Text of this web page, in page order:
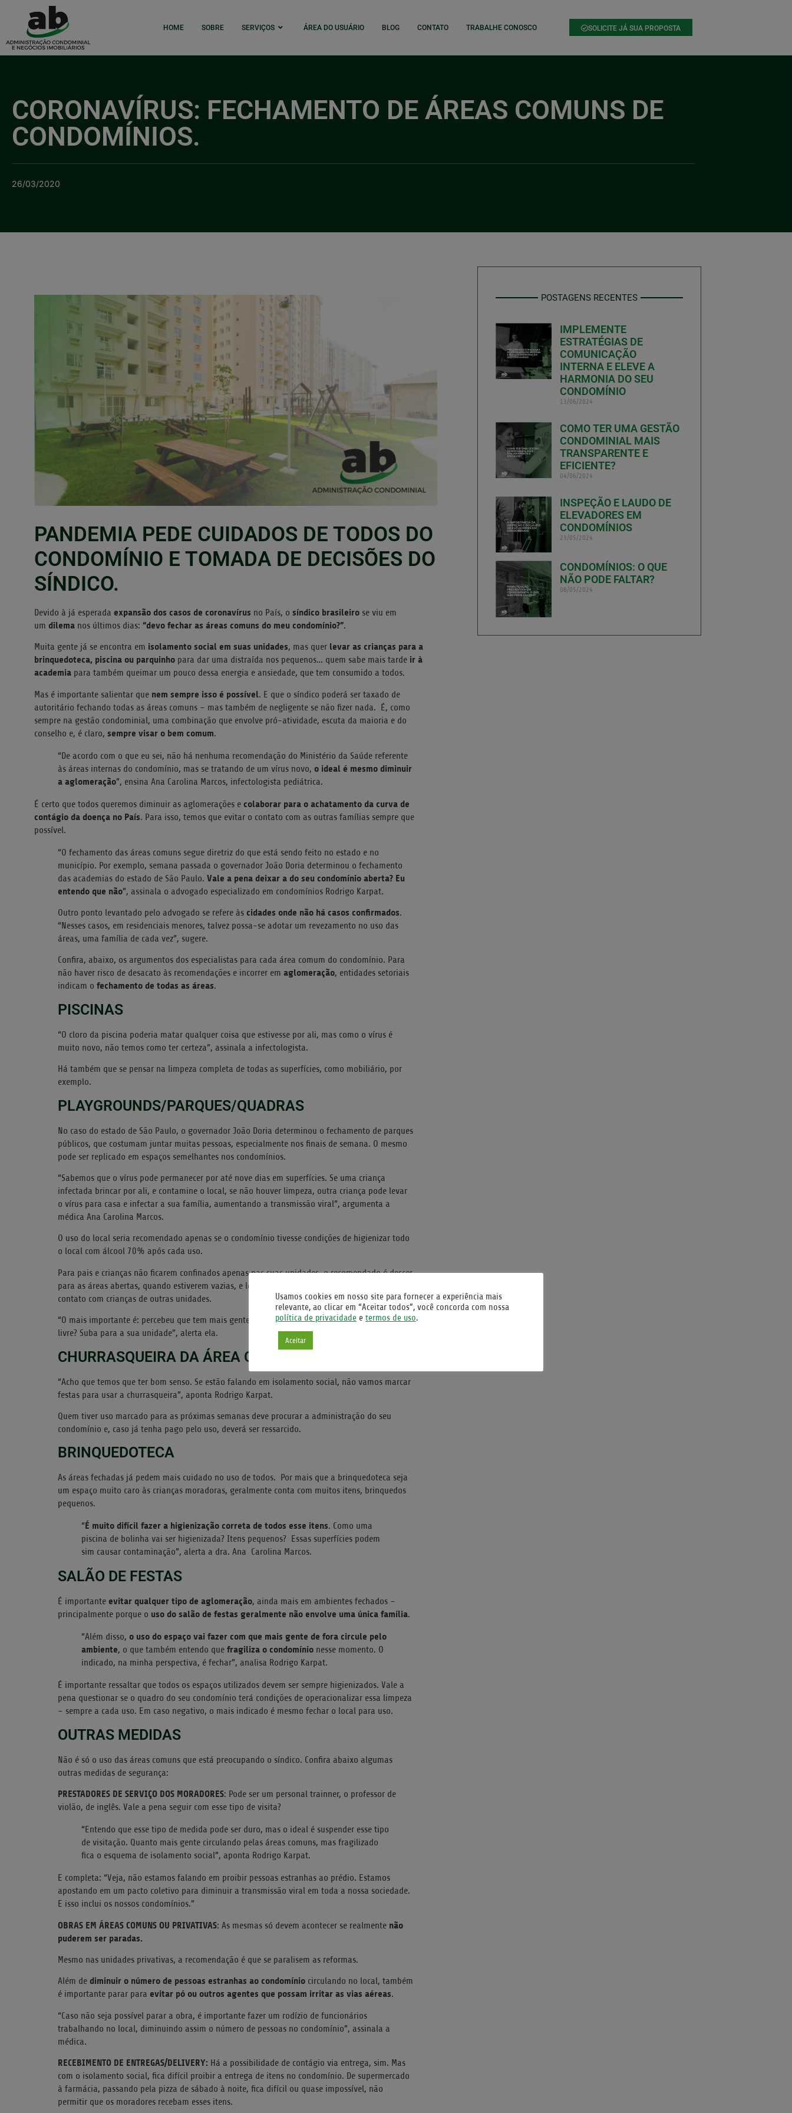
HOME SOBRE SERVIÇOS ÁREA DO USUÁRIO BLOG CONTATO TRABALHE CONOSCO SOLICITE JÁ SUA PROPOSTA
CORONAVÍRUS: FECHAMENTO DE ÁREAS COMUNS DE
CONDOMÍNIOS.
26/03/2020
PANDEMIA PEDE CUIDADOS DE TODOS DO
CONDOMÍNIO E TOMADA DE DECISÕES DO
SÍNDICO.
Devido à já esperada expansão dos casos de coronavírus no País, o síndico brasileiro se viu em
um dilema nos últimos dias: “devo fechar as áreas comuns do meu condomínio?”.
Muita gente já se encontra em isolamento social em suas unidades, mas quer levar as crianças para a
brinquedoteca, piscina ou parquinho para dar uma distraída nos pequenos… quem sabe mais tarde ir à
academia para também queimar um pouco dessa energia e ansiedade, que tem consumido a todos.
Mas é importante salientar que nem sempre isso é possível. E que o síndico poderá ser taxado de
autoritário fechando todas as áreas comuns – mas também de negligente se não fizer nada. É, como
sempre na gestão condominial, uma combinação que envolve pró-atividade, escuta da maioria e do
conselho e, é claro, sempre visar o bem comum.
“De acordo com o que eu sei, não há nenhuma recomendação do Ministério da Saúde referente
às áreas internas do condomínio, mas se tratando de um vírus novo, o ideal é mesmo diminuir
a aglomeração”, ensina Ana Carolina Marcos, infectologista pediátrica.
É certo que todos queremos diminuir as aglomerações e colaborar para o achatamento da curva de
contágio da doença no País. Para isso, temos que evitar o contato com as outras famílias sempre que
possível.
“O fechamento das áreas comuns segue diretriz do que está sendo feito no estado e no
município. Por exemplo, semana passada o governador João Doria determinou o fechamento
das academias do estado de São Paulo. Vale a pena deixar a do seu condomínio aberta? Eu
entendo que não”, assinala o advogado especializado em condomínios Rodrigo Karpat.
Outro ponto levantado pelo advogado se refere às cidades onde não há casos confirmados.
“Nesses casos, em residenciais menores, talvez possa-se adotar um revezamento no uso das
áreas, uma família de cada vez”, sugere.
Confira, abaixo, os argumentos dos especialistas para cada área comum do condomínio. Para
não haver risco de desacato às recomendações e incorrer em aglomeração, entidades setoriais
indicam o fechamento de todas as áreas.
PISCINAS
“O cloro da piscina poderia matar qualquer coisa que estivesse por ali, mas como o vírus é
muito novo, não temos como ter certeza”, assinala a infectologista.
Há também que se pensar na limpeza completa de todas as superfícies, como mobiliário, por
exemplo.
PLAYGROUNDS/PARQUES/QUADRAS
No caso do estado de São Paulo, o governador João Doria determinou o fechamento de parques
públicos, que costumam juntar muitas pessoas, especialmente nos finais de semana. O mesmo
pode ser replicado em espaços semelhantes nos condomínios.
“Sabemos que o vírus pode permanecer por até nove dias em superfícies. Se uma criança
infectada brincar por ali, e contamine o local, se não houver limpeza, outra criança pode levar
o vírus para casa e infectar a sua família, aumentando a transmissão viral”, argumenta a
médica Ana Carolina Marcos.
O uso do local seria recomendado apenas se o condomínio tivesse condições de higienizar todo
o local com álcool 70% após cada uso.
Para pais e crianças não ficarem confinados apenas nas suas unidades, o recomendado é descer
para as áreas abertas, quando estiverem vazias, e levarem seus próprios brinquedos, sem
contato com crianças de outras unidades.
“O mais importante é: percebeu que tem mais gente no mesmo ambiente, mesmo que ao ar
livre? Suba para a sua unidade”, alerta ela.
CHURRASQUEIRA DA ÁREA COMUM
“Acho que temos que ter bom senso. Se estão falando em isolamento social, não vamos marcar
festas para usar a churrasqueira”, aponta Rodrigo Karpat.
Quem tiver uso marcado para as próximas semanas deve procurar a administração do seu
condomínio e, caso já tenha pago pelo uso, deverá ser ressarcido.
BRINQUEDOTECA
As áreas fechadas já pedem mais cuidado no uso de todos. Por mais que a brinquedoteca seja
um espaço muito caro às crianças moradoras, geralmente conta com muitos itens, brinquedos
pequenos.
“É muito difícil fazer a higienização correta de todos esse itens. Como uma
piscina de bolinha vai ser higienizada? Itens pequenos? Essas superfícies podem
sim causar contaminação”, alerta a dra. Ana Carolina Marcos.
SALÃO DE FESTAS
É importante evitar qualquer tipo de aglomeração, ainda mais em ambientes fechados –
principalmente porque o uso do salão de festas geralmente não envolve uma única família.
“Além disso, o uso do espaço vai fazer com que mais gente de fora circule pelo
ambiente, o que também entendo que fragiliza o condomínio nesse momento. O
indicado, na minha perspectiva, é fechar”, analisa Rodrigo Karpat.
É importante ressaltar que todos os espaços utilizados devem ser sempre higienizados. Vale a
pena questionar se o quadro do seu condomínio terá condições de operacionalizar essa limpeza
– sempre a cada uso. Em caso negativo, o mais indicado é mesmo fechar o local para uso.
OUTRAS MEDIDAS
Não é só o uso das áreas comuns que está preocupando o síndico. Confira abaixo algumas
outras medidas de segurança:
PRESTADORES DE SERVIÇO DOS MORADORES: Pode ser um personal trainner, o professor de
violão, de inglês. Vale a pena seguir com esse tipo de visita?
“Entendo que esse tipo de medida pode ser duro, mas o ideal é suspender esse tipo
de visitação. Quanto mais gente circulando pelas áreas comuns, mas fragilizado
fica o esquema de isolamento social”, aponta Rodrigo Karpat.
E completa: “Veja, não estamos falando em proibir pessoas estranhas ao prédio. Estamos
apostando em um pacto coletivo para diminuir a transmissão viral em toda a nossa sociedade.
E isso inclui os nossos condomínios.”
OBRAS EM ÁREAS COMUNS OU PRIVATIVAS: As mesmas só devem acontecer se realmente não
puderem ser paradas.
Mesmo nas unidades privativas, a recomendação é que se paralisem as reformas.
Além de diminuir o número de pessoas estranhas ao condomínio circulando no local, também
é importante parar para evitar pó ou outros agentes que possam irritar as vias aéreas.
“Caso não seja possível parar a obra, é importante fazer um rodízio de funcionários
trabalhando no local, diminuindo assim o número de pessoas no condomínio”, assinala a
médica.
RECEBIMENTO DE ENTREGAS/DELIVERY: Há a possibilidade de contágio via entrega, sim. Mas
com o isolamento social, fica difícil proibir a entrega de itens no condomínio. De supermercado
à farmácia, passando pela pizza de sábado à noite, fica difícil ou quase impossível, não
permitir que os moradores recebam esses itens.
POSTAGENS RECENTES
IMPLEMENTE
ESTRATÉGIAS DE
COMUNICAÇÃO
INTERNA E ELEVE A
HARMONIA DO SEU
CONDOMÍNIO
13/06/2024
COMO TER UMA GESTÃO
CONDOMINIAL MAIS
TRANSPARENTE E
EFICIENTE?
04/06/2024
INSPEÇÃO E LAUDO DE
ELEVADORES EM
CONDOMÍNIOS
23/05/2024
CONDOMÍNIOS: O QUE
NÃO PODE FALTAR?
08/05/2024
Usamos cookies em nosso site para fornecer a experiência mais
relevante, ao clicar em “Aceitar todos”, você concorda com nossa
política de privacidade e termos de uso.
Aceitar